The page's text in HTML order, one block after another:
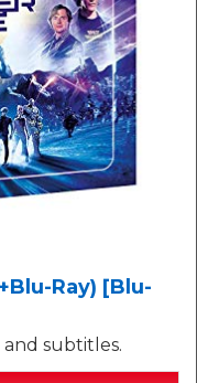
Ray) [Blu-
and subtitles.